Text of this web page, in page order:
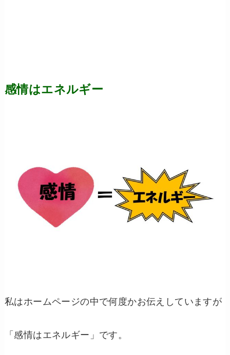
感情はエネルギー
私はホームページの中で何度かお伝えしていますが
「感情はエネルギー」です。